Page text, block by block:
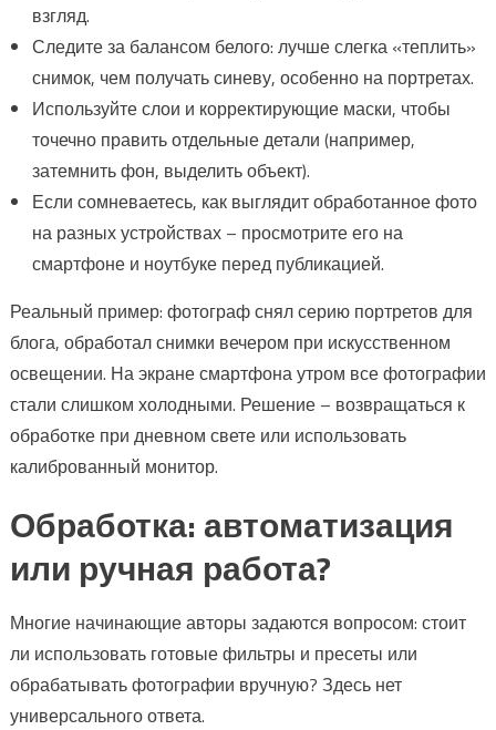
взгляд.
Следите за балансом белого: лучше слегка «теплить»
снимок, чем получать синеву, особенно на портретах.
Используйте слои и корректирующие маски, чтобы
точечно править отдельные детали (например,
затемнить фон, выделить объект).
Если сомневаетесь, как выглядит обработанное фото
на разных устройствах – просмотрите его на
смартфоне и ноутбуке перед публикацией.
Реальный пример: фотограф снял серию портретов для
блога, обработал снимки вечером при искусственном
освещении. На экране смартфона утром все фотографии
стали слишком холодными. Решение – возвращаться к
обработке при дневном свете или использовать
калиброванный монитор.
Обработка: автоматизация
или ручная работа?
Многие начинающие авторы задаются вопросом: стоит
ли использовать готовые фильтры и пресеты или
обрабатывать фотографии вручную? Здесь нет
универсального ответа.